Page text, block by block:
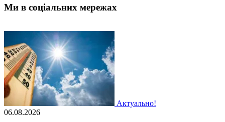
Ми в соціальних мережах
Актуально!
06.08.2026